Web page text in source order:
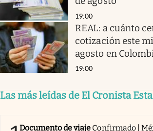
19:00
REAL: a cuánto
cotización este
agosto en
19:00
Las más leídas de El Cronista
Documento de viaje Confirmado |